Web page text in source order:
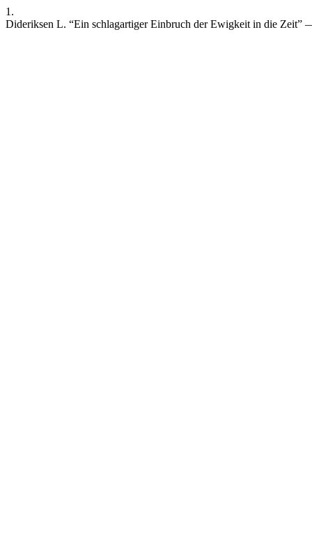
1.
Dideriksen L. “Ein schlagartiger Einbruch der Ewigkeit in die